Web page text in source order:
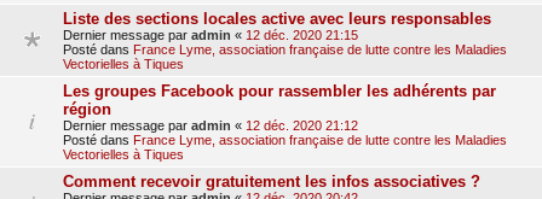
Liste des sections locales active avec leurs responsables
Dernier message par admin « 12 déc. 2020 21:15
Posté dans France Lyme, association française de lutte contre les Maladies
Vectorielles à Tiques
Les groupes Facebook pour rassembler les adhérents par
région
Dernier message par admin « 12 déc. 2020 21:12
Posté dans France Lyme, association française de lutte contre les Maladies
Vectorielles à Tiques
Comment recevoir gratuitement les infos associatives ?